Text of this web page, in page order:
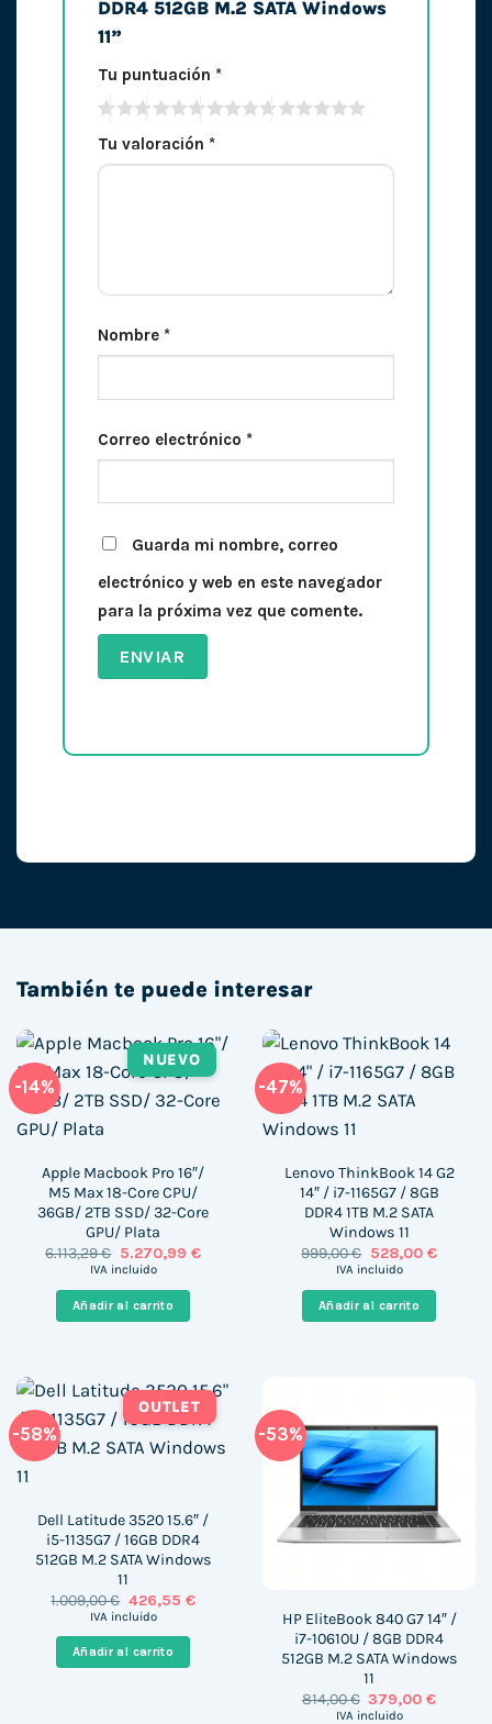
DDR4 512GB M.2 SATA Windows
11”
Tu puntuación *
Tu valoración *
Nombre *
Correo electrónico *
Guarda mi nombre, correo
electrónico y web en este navegador
para la próxima vez que comente.
También te puede interesar
-14%
NUEVO
Apple Macbook Pro 16″/
M5 Max 18-Core CPU/
36GB/ 2TB SSD/ 32-Core
GPU/ Plata
6.113,29€ El
precio
era:
6.113,29 €.
5.270,99 €El
IVA incluido
Añadir al carrito
-47%
Lenovo ThinkBook 14 G2
14″ / i7-1165G7 / 8GB
DDR4 1TB M.2 SATA
Windows 11
999,00€ El
precio
era:
999,00 €.
528,00 €El
es:
IVA incluido
Añadir al carrito
-58%
OUTLET
Dell Latitude 3520 15.6″ /
i5-1135G7 / 16GB DDR4
512GB M.2 SATA Windows
11
1.009,00€ El
precio
era:
1.009,00 €.
426,55 €El
IVA incluido
Añadir al carrito
-53%
HP EliteBook 840 G7 14″ /
i7-10610U / 8GB DDR4
512GB M.2 SATA Windows
11
814,00€ El
precio
379,00€El
IVA incluido